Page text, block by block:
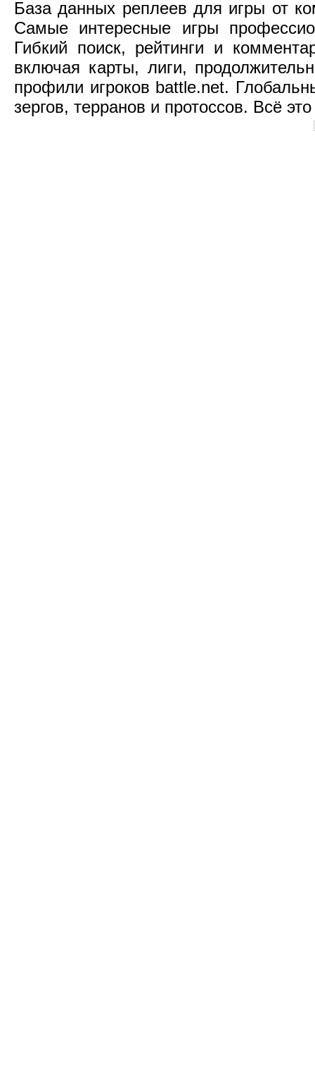
База данных реплеев для игры от
Самые интересные игры
Гибкий поиск, рейтинги и
включая карты, лиги,
профили игроков battle.net.
зергов, терранов и протоссов. Всё